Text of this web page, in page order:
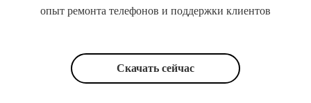
опыт ремонта телефонов и поддержки клиентов
Скачать сейчас